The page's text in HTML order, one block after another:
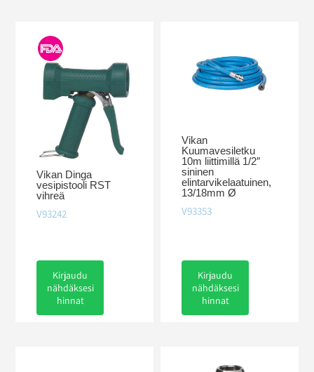
Vikan Dinga
vesipistooli RST
vihreä
V93242
Kirjaudu
nähdäksesi
hinnat
Vikan
Kuumavesiletku
10m liittimillä 1/2″
sininen
elintarvikelaatuinen,
13/18mm Ø
V93353
Kirjaudu
nähdäksesi
hinnat